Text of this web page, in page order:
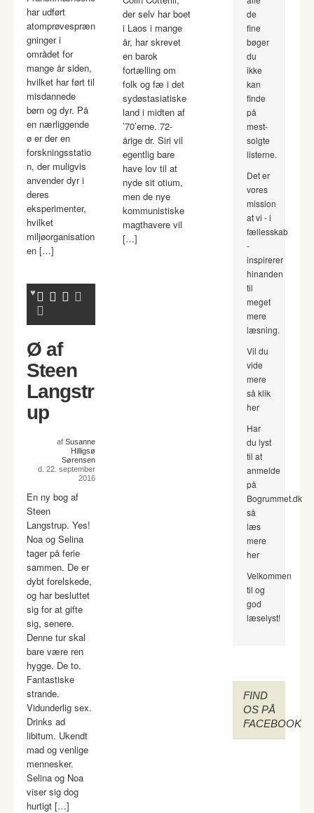
har udført
atomprøvespræn
gninger i
området for
mange år siden,
hvilket har ført til
misdannede
børn og dyr. På
en nærliggende
ø er der en
forskningsstatio
n, der muligvis
anvender dyr i
deres
eksperimenter,
hvilket
miljøorganisation
en […]
der selv har boet
i Laos i mange
år, har skrevet
en barok
fortælling om
folk og fæ i det
sydøstasiatiske
land i midten af
’70’erne. 72-
årige dr. Siri vil
egentlig bare
have lov til at
nyde sit otium,
men de nye
kommunistiske
magthavere vil
[…]
Ø af
Steen
Langstr
up
af Susanne
Hilligsø
Sørensen
d. 22. september
2016
En ny bog af
Steen
Langstrup. Yes!
Noa og Selina
tager på ferie
sammen. De er
dybt forelskede,
og har besluttet
sig for at gifte
sig, senere.
Denne tur skal
bare være ren
hygge. De to.
Fantastiske
strande.
Vidunderlig sex.
Drinks ad
libitum. Ukendt
mad og venlige
mennesker.
Selina og Noa
viser sig dog
hurtigt […]
de
fine
bøger
du
ikke
kan
finde
på
mest-
solgte
listerne.
Det er
vores
mission
at vi - i
fællesskab
-
inspirerer
hinanden
til
meget
mere
læsning.
Vil du
vide
mere
så klik
her
Har
du lyst
til at
anmelde
på
Bogrummet.dk
så
læs
mere
her
Velkommen
til og
god
læselyst!
FIND
OS PÅ
FACEBOOK